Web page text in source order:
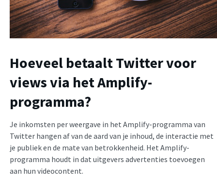
Hoeveel betaalt Twitter voor
views via het Amplify-
programma?
Je inkomsten per weergave in het Amplify-programma van
Twitter hangen af van de aard van je inhoud, de interactie met
je publiek en de mate van betrokkenheid. Het Amplify-
programma houdt in dat uitgevers advertenties toevoegen
aan hun videocontent.